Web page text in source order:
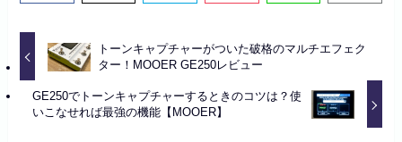
トーンキャプチャーがついた破格のマルチエフェク
ター！MOOER GE250レビュー
GE250でトーンキャプチャーするときのコツは？使
いこなせれば最強の機能【MOOER】